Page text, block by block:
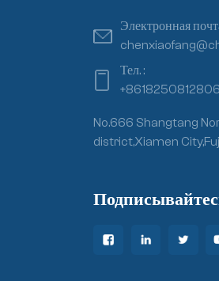
Электронная
Тел. :
+8618250812806
No.666 Shangtang
district,Xiamen